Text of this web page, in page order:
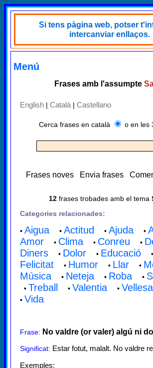
Si tens pàgina web, potser
intercanviar enllaços.
Menú
Frases amb l'assumpte
English | Català | Castellano
Cerca frases en català o en les
Frases noves Envia frases
12 frases trobades amb el tema
Categories relacionades:
• Aigua • Actitud • Ajuda •
Amor • Clima • Conreu •
Diners • Dolor • Educació •
Felicitat • Humor • Llar •
Música • Neteja • Roba •
• Treball • Valentia • Vellesa
• Vida
Frase: No valdre (or valer) algú ni
Significat: Estar fotut, malalt. No valdre
Exemples: